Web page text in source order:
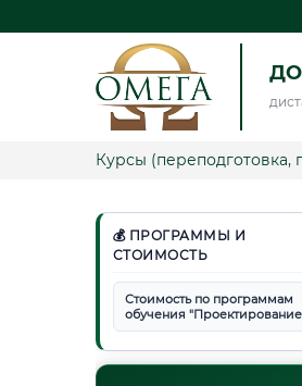
Курсы
💰 ПРОГРАММЫ И
СТОИМОСТЬ
Стоимость по программам
обучения